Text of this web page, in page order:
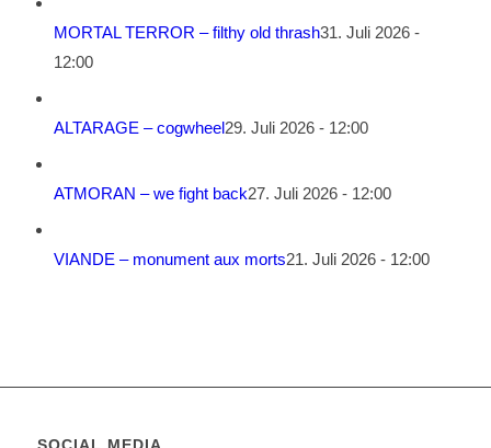
MORTAL TERROR – filthy old thrash31. Juli 2026 -
12:00
ALTARAGE – cogwheel29. Juli 2026 - 12:00
ATMORAN – we fight back27. Juli 2026 - 12:00
VIANDE – monument aux morts21. Juli 2026 - 12:00